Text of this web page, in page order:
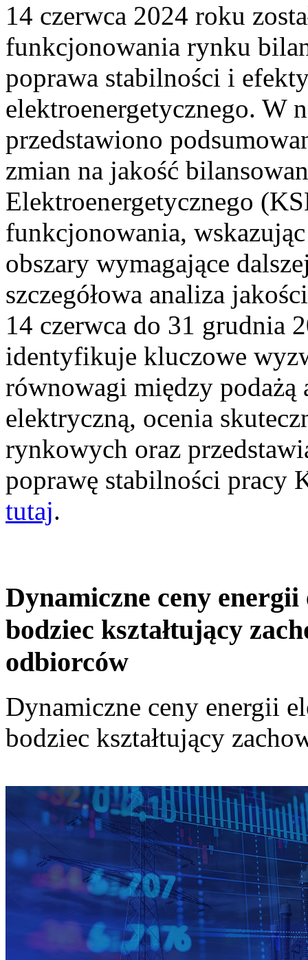
14 czerwca 2024 roku
funkcjonowania rynku
poprawa stabilności i
elektroenergetycznego. W
przedstawiono
zmian na jakość
Elektroenergetycznego
funkcjonowania,
obszary wymagające
szczegółowa analiza
14 czerwca do 31 grudnia
identyfikuje kluczowe
równowagi między podażą
elektryczną, ocenia
rynkowych oraz
poprawę stabilności pracy
tutaj.
Dynamiczne ceny
bodziec kształtujący
odbiorców
Dynamiczne ceny energii
bodziec kształtujący